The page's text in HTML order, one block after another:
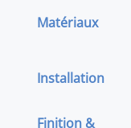
Matériaux
Installation
Finition &